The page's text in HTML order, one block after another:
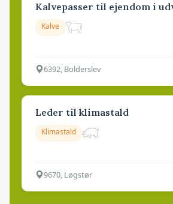
Kalvepasser til ejendom i
Kalve
6392, Bolderslev
Leder til klimastald
Klimastald
9670, Løgstør